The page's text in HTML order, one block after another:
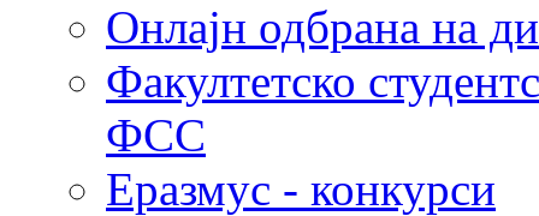
Онлајн одбрана на
Факултетско
ФСС
Еразмус - конкурси